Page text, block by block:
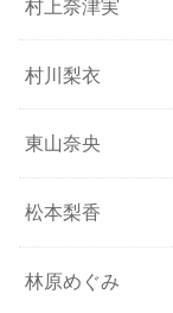
村上奈津実
村川梨衣
東山奈央
松本梨香
林原めぐみ